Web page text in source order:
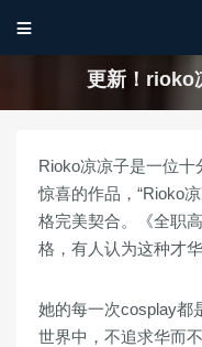

更新！rioko
Rioko凉凉子是一位
惊喜的作品，“Rioko
格完美契合。《全职
格，有人认为这种才
她的每一次cosplay都
世界中，不追求华而